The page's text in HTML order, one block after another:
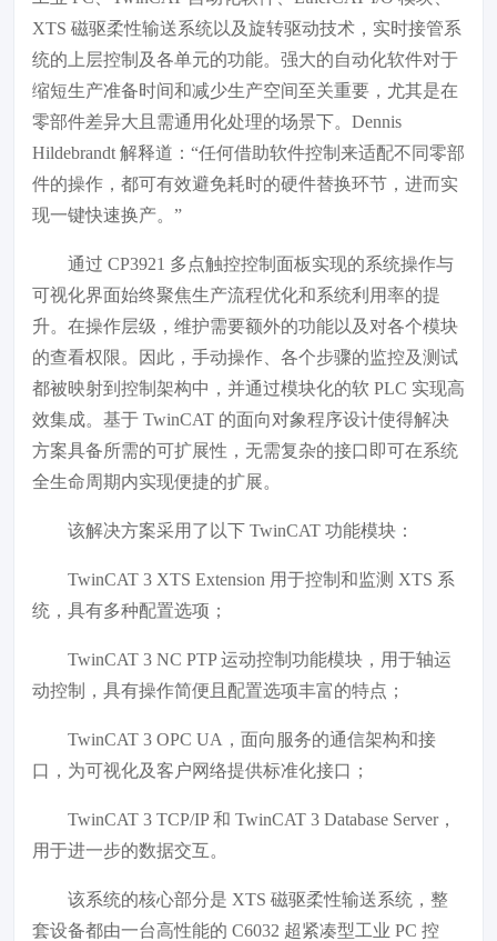
XTS 磁驱柔性输送系统以及旋转驱动技术，实时接管系
统的上层控制及各单元的功能。强大的自动化软件对于
缩短生产准备时间和减少生产空间至关重要，尤其是在
零部件差异大且需通用化处理的场景下。Dennis
Hildebrandt 解释道：“任何借助软件控制来适配不同零部
件的操作，都可有效避免耗时的硬件替换环节，进而实
现一键快速换产。”
通过 CP3921 多点触控控制面板实现的系统操作与
可视化界面始终聚焦生产流程优化和系统利用率的提
升。在操作层级，维护需要额外的功能以及对各个模块
的查看权限。因此，手动操作、各个步骤的监控及测试
都被映射到控制架构中，并通过模块化的软 PLC 实现高
效集成。基于 TwinCAT 的面向对象程序设计使得解决
方案具备所需的可扩展性，无需复杂的接口即可在系统
全生命周期内实现便捷的扩展。
该解决方案采用了以下 TwinCAT 功能模块：
TwinCAT 3 XTS Extension 用于控制和监测 XTS 系
统，具有多种配置选项；
TwinCAT 3 NC PTP 运动控制功能模块，用于轴运
动控制，具有操作简便且配置选项丰富的特点；
TwinCAT 3 OPC UA，面向服务的通信架构和接
口，为可视化及客户网络提供标准化接口；
TwinCAT 3 TCP/IP 和 TwinCAT 3 Database Server，
用于进一步的数据交互。
该系统的核心部分是 XTS 磁驱柔性输送系统，整
套设备都由一台高性能的 C6032 超紧凑型工业 PC 控